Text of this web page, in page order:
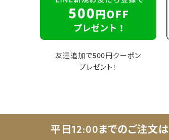
友達追加で500円クーポン
プレゼント！
平日12:00までのご注文は